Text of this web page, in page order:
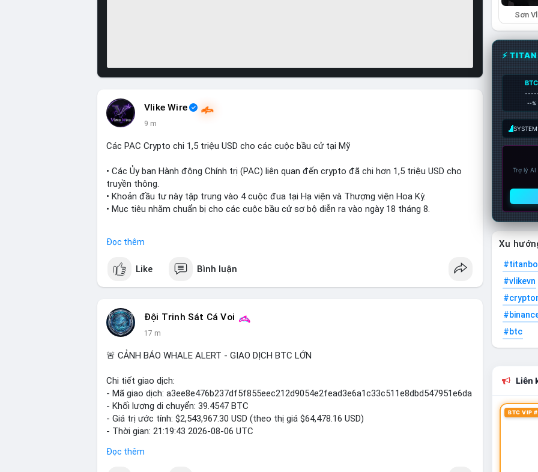
Vlike Wire
9 m
Các PAC Crypto chi 1,5 triệu USD cho các cuộc bầu cử tại Mỹ
• Các Ủy ban Hành động Chính trị (PAC) liên quan đến crypto đã chi hơn 1,5 triệu USD cho
truyền thông.
• Khoản đầu tư này tập trung vào 4 cuộc đua tại Hạ viện và Thượng viện Hoa Kỳ.
• Mục tiêu nhằm chuẩn bị cho các cuộc bầu cử sơ bộ diễn ra vào ngày 18 tháng 8.
#vlikevn #titanbot
📰 Nguồn: Cointelegraph
Đọc thêm
Like Bình luận
Đội Trinh Sát Cá Voi
17 m
🚨 CẢNH BÁO WHALE ALERT - GIAO DỊCH BTC LỚN
Chi tiết giao dịch:
- Mã giao dịch: a3ee8e476b237df5f855eec212d9054e2fead3e6a1c33c511e8dbd547951e6da
- Khối lượng di chuyển: 39.4547 BTC
- Giá trị ước tính: $2,543,967.30 USD (theo thị giá $64,478.16 USD)
- Thời gian: 21:19:43 2026-08-06 UTC
Nhận định phân tích:
Đọc thêm
Sơn
⚡
BTC
--%
Trợ lý
Xu
#vlikevn
#btc
Liên
BTC VIP